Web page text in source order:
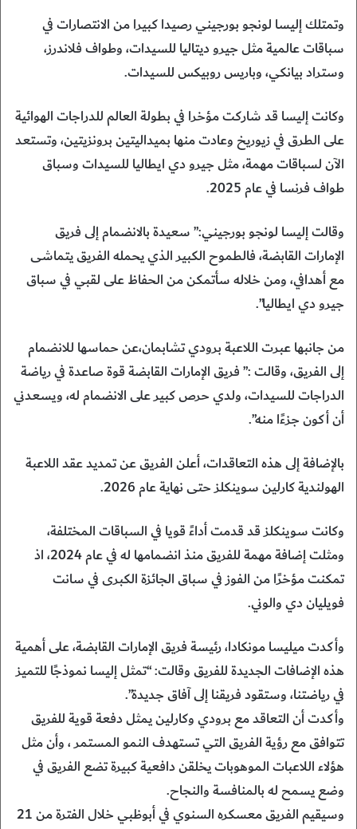
وتمتلك إليسا لونجو بورجيني رصيدا كبيرا من الانتصارات في
سباقات عالمية مثل جيرو ديتاليا للسيدات، وطواف فلاندرز،
وستراد بيانكي، وباريس روبيكس للسيدات.
وكانت إليسا قد شاركت مؤخرا في بطولة العالم للدراجات الهوائية
على الطرق في زيوريخ وعادت منها بميداليتين برونزيتين، وتستعد
الآن لسباقات مهمة، مثل جيرو دي ايطاليا للسيدات وسباق
طواف فرنسا في عام 2025.
وقالت إليسا لونجو بورجيني:” سعيدة بالانضمام إلى فريق
الإمارات القابضة، فالطموح الكبير الذي يحمله الفريق يتماشى
مع أهدافي، ومن خلاله سأتمكن من الحفاظ على لقبي في سباق
جيرو دي ايطاليا”.
من جانبها عبرت اللاعبة برودي تشابمان،عن حماسها للانضمام
إلى الفريق، وقالت :” فريق الإمارات القابضة قوة صاعدة في رياضة
الدراجات للسيدات، ولدي حرص كبير على الانضمام له، ويسعدني
أن أكون جزءًا منه”.
بالإضافة إلى هذه التعاقدات، أعلن الفريق عن تمديد عقد اللاعبة
الهولندية كارلين سوينكلز حتى نهاية عام 2026.
وكانت سوينكلز قد قدمت أداءً قويا في السباقات المختلفة،
ومثلت إضافة مهمة للفريق منذ انضمامها له في عام 2024، اذ
تمكنت مؤخرًا من الفوز في سباق الجائزة الكبرى في سانت
فويليان دي والوني.
وأكدت ميليسا مونكادا، رئيسة فريق الإمارات القابضة، على أهمية
هذه الإضافات الجديدة للفريق وقالت: “تمثل إليسا نموذجًا للتميز
في رياضتنا، وستقود فريقنا إلى آفاق جديدة”.
وأكدت أن التعاقد مع برودي وكارلين يمثل دفعة قوية للفريق
تتوافق مع رؤية الفريق التي تستهدف النمو المستمر ، وأن مثل
هؤلاء اللاعبات الموهوبات يخلقن دافعية كبيرة تضع الفريق في
وضع يسمح له بالمنافسة والنجاح.
وسيقيم الفريق معسكره السنوي في أبوظبي خلال الفترة من 21